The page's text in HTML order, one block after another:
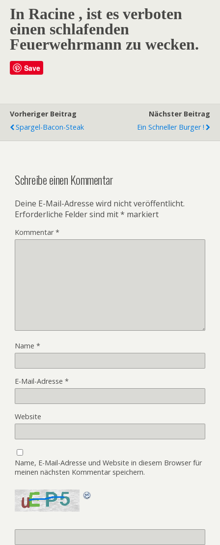
In Racine , ist es verboten
einen schlafenden
Feuerwehrmann zu wecken.
Save
Vorheriger Beitrag
Spargel-Bacon-Steak
Nächster Beitrag
Ein Schneller Burger !
Schreibe einen Kommentar
Deine E-Mail-Adresse wird nicht veröffentlicht.
Erforderliche Felder sind mit* markiert
Kommentar*
Name *
E-Mail-Adresse *
Website
Name, E-Mail-Adresse und Website in diesem Browser für
meinen nächsten Kommentar speichern.